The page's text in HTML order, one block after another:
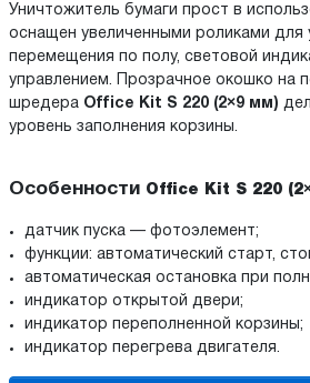
Уничтожитель бумаги прост в
оснащен увеличенными роликами для
перемещения по полу, световой
управлением. Прозрачное окошко на
шредера Office Kit S 220 (2×9 мм)
уровень заполнения корзины.
Особенности Office Kit S 220
датчик пуска — фотоэлемент;
функции: автоматический старт,
автоматическая остановка при
индикатор открытой двери;
индикатор переполненной корзины;
индикатор перегрева двигателя.